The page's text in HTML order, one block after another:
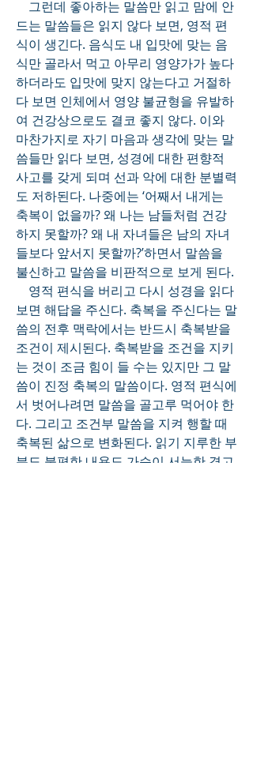
드는 말씀들은 읽지 않다 보면, 영적 편
식이 생긴다. 음식도 내 입맛에 맞는 음
식만 골라서 먹고 아무리 영양가가 높다
하더라도 입맛에 맞지 않는다고 거절하
다 보면 인체에서 영양 불균형을 유발하
여 건강상으로도 결코 좋지 않다. 이와
마찬가지로 자기 마음과 생각에 맞는 말
씀들만 읽다 보면, 성경에 대한 편향적
사고를 갖게 되며 선과 악에 대한 분별력
도 저하된다. 나중에는 ‘어째서 내게는
축복이 없을까? 왜 나는 남들처럼 건강
하지 못할까? 왜 내 자녀들은 남의 자녀
들보다 앞서지 못할까?’하면서 말씀을
불신하고 말씀을 비판적으로 보게 된다.
보면 해답을 주신다. 축복을 주신다는 말
씀의 전후 맥락에서는 반드시 축복받을
조건이 제시된다. 축복받을 조건을 지키
는 것이 조금 힘이 들 수는 있지만 그 말
씀이 진정 축복의 말씀이다. 영적 편식에
서 벗어나려면 말씀을 골고루 먹어야 한
다. 그리고 조건부 말씀을 지켜 행할 때
축복된 삶으로 변화된다. 읽기 지루한 부
분도 불편한 내용도 가슴이 서늘한 경고